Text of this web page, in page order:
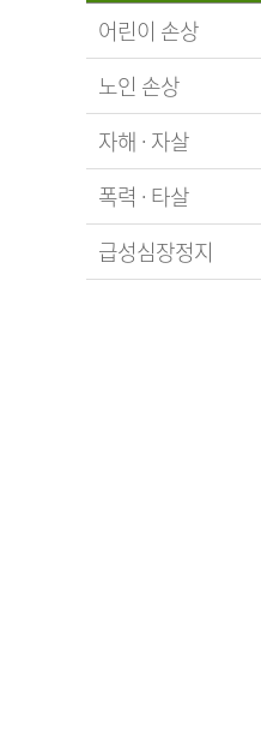
어린이 손상
노인 손상
자해 · 자살
폭력 · 타살
급성심장정지